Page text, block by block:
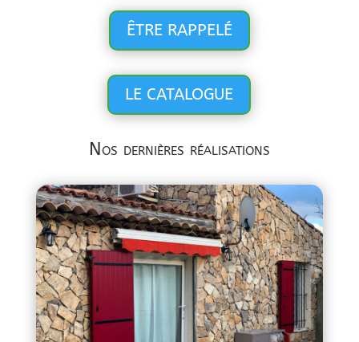
ÊTRE RAPPELÉ
LE CATALOGUE
Nos dernières réalisations